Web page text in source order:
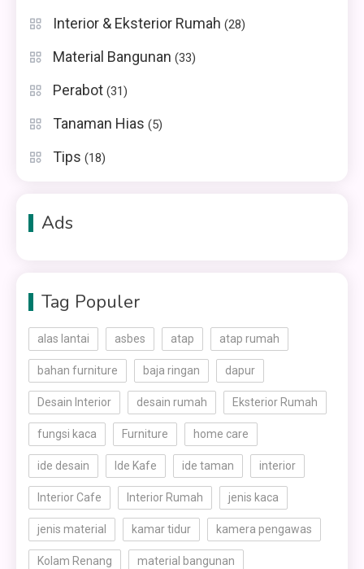
Interior & Eksterior Rumah (28)
Material Bangunan (33)
Perabot (31)
Tanaman Hias (5)
Tips (18)
Ads
Tag Populer
alas lantai asbes atap atap rumah
bahan furniture baja ringan dapur
Desain Interior desain rumah Eksterior Rumah
fungsi kaca Furniture home care
ide desain Ide Kafe ide taman interior
Interior Cafe Interior Rumah jenis kaca
jenis material kamar tidur kamera pengawas
Kolam Renang material bangunan